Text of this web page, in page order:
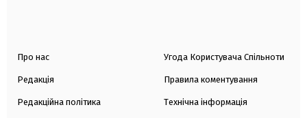
Про нас
Редакція
Редакційна політика
Угода Користувача Спільноти
Правила коментування
Технічна інформація